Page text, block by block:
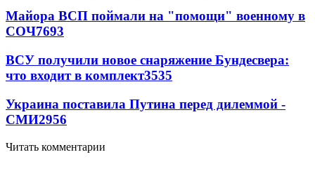
Майора ВСП поймали на "помощи" военному в
СОЧ7693
ВСУ получили новое снаряжение Бундесвера:
что входит в комплект3535
Украина поставила Путина перед дилеммой -
СМИ2956
Читать комментарии